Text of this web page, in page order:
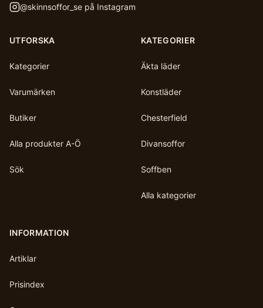
@skinnsoffor_se på Instagram
UTFORSKA
Kategorier
Varumärken
Butiker
Alla produkter A-Ö
Sök
KATEGORIER
Äkta läder
Konstläder
Chesterfield
Divansoffor
Soffben
Alla kategorier
INFORMATION
Artiklar
Prisindex